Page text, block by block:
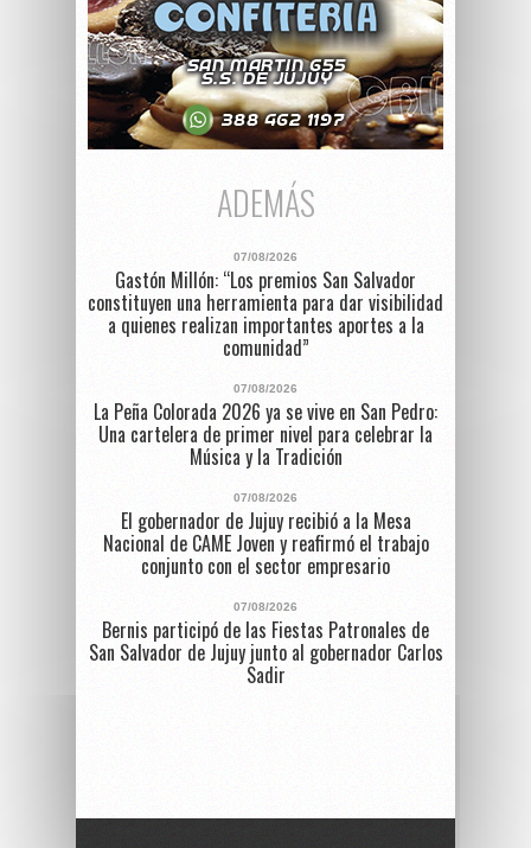
ADEMÁS
07/08/2026
Gastón Millón: “Los premios San Salvador
constituyen una herramienta para dar visibilidad
a quienes realizan importantes aportes a la
comunidad”
07/08/2026
La Peña Colorada 2026 ya se vive en San Pedro:
Una cartelera de primer nivel para celebrar la
Música y la Tradición
07/08/2026
El gobernador de Jujuy recibió a la Mesa
Nacional de CAME Joven y reafirmó el trabajo
conjunto con el sector empresario
07/08/2026
Bernis participó de las Fiestas Patronales de
San Salvador de Jujuy junto al gobernador Carlos
Sadir